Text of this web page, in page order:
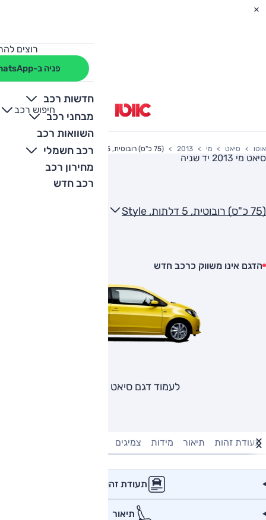
רוצים
פניה ב-WhatsApp
חדשות רכב
מבחני רכב
השוואות רכב
רכב חשמלי
מחירון רכב
רכב חדש
חיפוש רכב
+
-
אוטו סיאט מי 2013 (75 כ"ס) רובוטית, 5 דלתות, Style
סיאט מי 2013 יד שניה
(75 כ"ס) רובוטית, 5 דלתות, Style
הדגם אינו משווק כרכב חדש
לעמוד דגם סיאט מי
תעודת זהות תיאור מידות צמיגים
תעודת זהות
תיאור